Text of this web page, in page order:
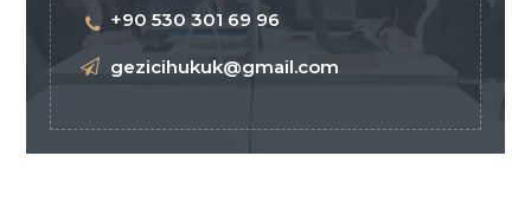
+90 530 301 69 96
gezicihukuk@gmail.com